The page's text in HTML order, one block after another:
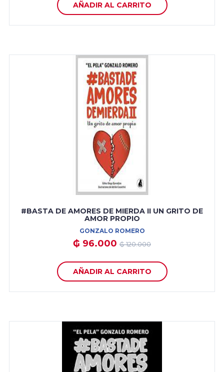
AÑADIR AL CARRITO
#BASTA DE AMORES DE MIERDA II UN GRITO DE
AMOR PROPIO
GONZALO ROMERO
₲ 96.000 ₲ 120.000
AÑADIR AL CARRITO